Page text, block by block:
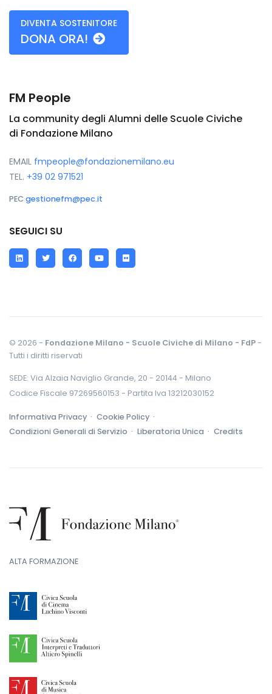
DIVENTA SOSTENITORE
DONA ORA!
FM People
La community degli Alumni delle Scuole Civiche
di Fondazione Milano
EMAIL fmpeople@fondazionemilano.eu
TEL. +39 02 971521
PEC gestionefm@pec.it
SEGUICI SU
LinkedInTwitterFacebookYouTube
Flickr
© 2026 - Fondazione Milano - Scuole Civiche di Milano - FdP-
Tutti i diritti riservati
SEDE: Via Alzaia Naviglio Grande, 20 - 20144 - Milano
Codice Fiscale 97269560153 - Partita Iva 13212030152
Informativa Privacy · Cookie Policy ·
Condizioni Generali di Servizio · Liberatoria Unica · Credits
ALTA FORMAZIONE